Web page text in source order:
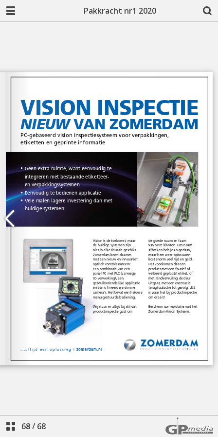
Pakkracht nr1 2020
68/ 68